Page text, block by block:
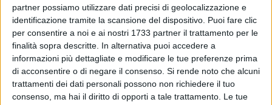
partner possiamo utilizzare dati precisi di geolocalizzazione e
identificazione tramite la scansione del dispositivo. Puoi fare clic
per consentire a noi e ai nostri 1733 partner il trattamento per le
finalità sopra descritte. In alternativa puoi accedere a
informazioni più dettagliate e modificare le tue preferenze prima
di acconsentire o di negare il consenso. Si rende noto che alcuni
trattamenti dei dati personali possono non richiedere il tuo
consenso, ma hai il diritto di opporti a tale trattamento. Le tue
Proseguono regolarmente i lavori di ampliamento della
scuola dell'infanzia di Viale Olimpia a Cellamare, in
provincia di Bari. L'amministrazione ha ottenuto un un